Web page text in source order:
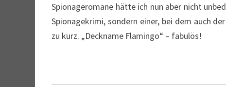
Spionageromane hätte ich nun aber nicht
Spionagekrimi, sondern einer, bei dem auch
zu kurz. „Deckname Flamingo“ – fabulös!